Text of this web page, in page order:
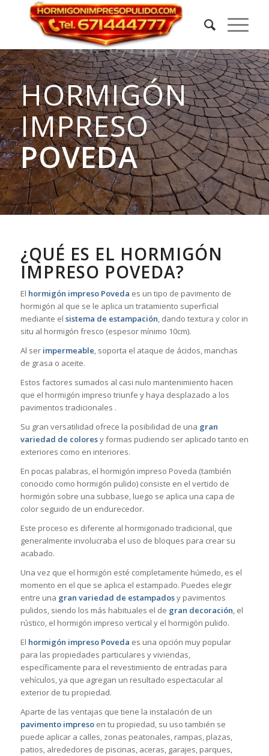
HORMIGÓN
IMPRESO
POVEDA
¿QUÉ ES EL HORMIGÓN
IMPRESO POVEDA?
El hormigón impreso Poveda es un tipo de pavimento de
hormigón al que se le aplica un tratamiento superficial
mediante el sistema de estampación, dando textura y color in
situ al hormigón fresco (espesor mínimo 10cm).
Al ser impermeable, soporta el ataque de ácidos, manchas
de grasa o aceite.
Estos factores sumados al casi nulo mantenimiento hacen
que el hormigón impreso triunfe y haya desplazado a los
pavimentos tradicionales .
Su gran versatilidad ofrece la posibilidad de una gran
variedad de coloresy formas pudiendo ser aplicado tanto en
exteriores como en interiores.
En pocas palabras, el hormigón impreso Poveda (también
conocido como hormigón pulido) consiste en el vertido de
hormigón sobre una subbase, luego se aplica una capa de
color seguido de un endurecedor.
Este proceso es diferente al hormigonado tradicional, que
generalmente involucraba el uso de bloques para crear su
acabado.
Una vez que el hormigón esté completamente húmedo, es el
momento en el que se aplica el estampado. Puedes elegir
entre una gran variedad de estampadosy pavimentos
pulidos, siendo los más habituales el de gran decoración, el
rústico, el hormigón impreso vertical y el hormigón pulido.
El hormigón impreso Poveda es una opción muy popular
para las propiedades particulares y viviendas,
específicamente para el revestimiento de entradas para
vehículos, ya que agregan un resultado espectacular al
exterior de tu propiedad.
Aparte de las ventajas que tiene la instalación de un
pavimento impresoen tu propiedad, su uso también se
puede aplicar a calles, zonas peatonales, rampas, plazas,
patios, alrededores de piscinas, aceras, garajes, parques,